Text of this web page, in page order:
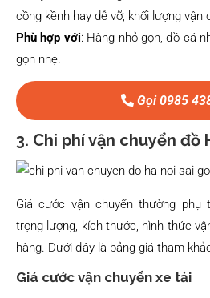
cồng kềnh hay dễ vỡ; khối lượng vận
Phù hợp với: Hàng nhỏ gọn, đồ cá
gọn nhẹ.
Gọi 0985
3. Chi phí vận chuyển đồ
Giá cước vận chuyển thường phụ
trọng lượng, kích thước, hình thức
hàng. Dưới đây là bảng giá tham
Giá cước vận chuyển xe tải